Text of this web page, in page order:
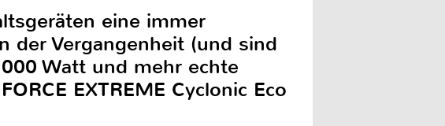
eine immer
der Vergangenheit (und sind
Watt und mehr echte
EXTREME Cyclonic Eco